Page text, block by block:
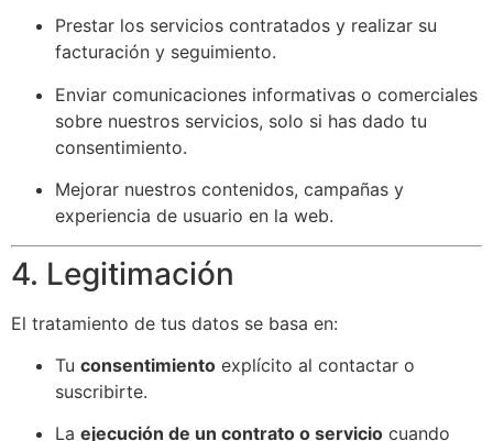
Prestar los servicios contratados y realizar su
facturación y seguimiento.
Enviar comunicaciones informativas o comerciales
sobre nuestros servicios, solo si has dado tu
consentimiento.
Mejorar nuestros contenidos, campañas y
experiencia de usuario en la web.
4. Legitimación
El tratamiento de tus datos se basa en:
Tu consentimiento explícito al contactar o
suscribirte.
La ejecución de un contrato o servicio cuando